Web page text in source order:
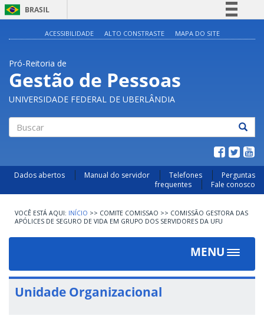
BRASIL
Acesso à informação
Legislação
Canais
ACESSIBILIDADE ALTO CONSTRASTE MAPA DO SITE
Pró-Reitoria de
Gestão de Pessoas
UNIVERSIDADE FEDERAL DE UBERLÂNDIA
Dados abertos Manual do servidor Telefones
Perguntas
frequentes
Fale conosco
INÍCIO >> COMITE COMISSAO >> COMISSÃO GESTORA DAS
APÓLICES DE SEGURO DE VIDA EM GRUPO DOS SERVIDORES DA UFU
MENU
Toggle
Unidade Organizacional